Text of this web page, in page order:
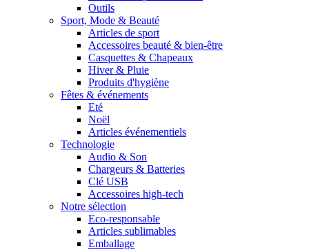
Outils
Sport, Mode & Beauté
Articles de sport
Accessoires beauté & bien-être
Casquettes & Chapeaux
Hiver & Pluie
Produits d'hygiène
Fêtes & événements
Eté
Noël
Articles événementiels
Technologie
Audio & Son
Chargeurs & Batteries
Clé USB
Accessoires high-tech
Notre sélection
Eco-responsable
Articles sublimables
Emballage